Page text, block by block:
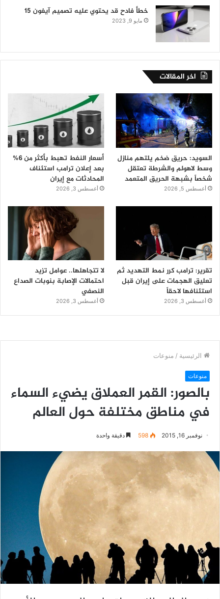
خطأ فادح قد يحتوي عليه تصميم آيفون 15
مايو 9, 2023
اخر المقالات
السويد: حريق ضخم يلتهم منازل
وسط لاهولم والشرطة تعتقل
شخصاً بشبهة الحريق المتعمد
أغسطس 5, 2026
أسعار النفط تهبط بأكثر من 6%
بعد إعلان ترامب استئناف
المحادثات مع إيران
أغسطس 3, 2026
تقرير: ترامب كرر نمط التهديد ثم
تعليق الهجمات على إيران قبل
استئنافها لاحقاً
أغسطس 3, 2026
لا تتجاهلها.. عوامل تزيد
احتمالات الإصابة بنوبات الصداع
النصفي
أغسطس 3, 2026